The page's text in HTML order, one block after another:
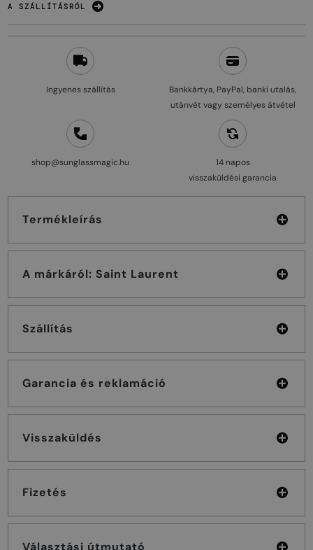
Ingyenes szállítás
Bankkártya, PayPal, banki utalás,
utánvét vagy személyes átvétel
shop@sunglassmagic.hu
14 napos
visszaküldési garancia
Termékleírás
A márkáról: Saint Laurent
Szállítás
Garancia és reklamáció
Visszaküldés
Fizetés
Választási útmutató
A SZÁLLÍTÁSRÓL